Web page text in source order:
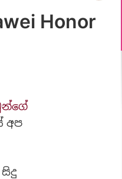
Honor
අප